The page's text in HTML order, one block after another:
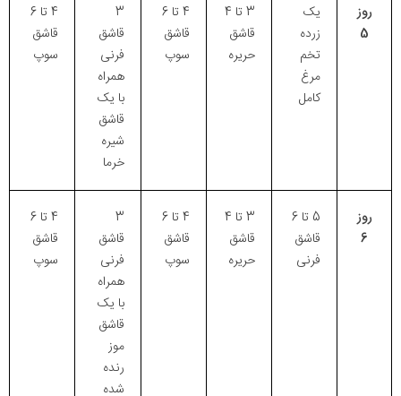
روز
5
یک
زرده
تخم
مرغ
کامل
3 تا 4
قاشق
حریره
4 تا 6
قاشق
سوپ
3
قاشق
فرنی
همراه
با یک
قاشق
شیره
خرما
4 تا 6
قاشق
سوپ
روز
6
5 تا 6
قاشق
فرنی
3 تا 4
قاشق
حریره
4 تا 6
قاشق
سوپ
3
قاشق
فرنی
همراه
با یک
قاشق
موز
رنده
شده
4 تا 6
قاشق
سوپ